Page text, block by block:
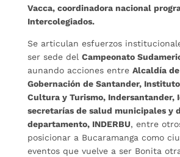
Vacca, coordinadora nacional
Intercolegiados.
Se articulan esfuerzos
ser sede del Campeonato
aunando acciones entre Alcaldía
Gobernación de Santander,
Cultura y Turismo, Indersantander,
secretarías de salud municipales y
departamento, INDERBU, entre
posicionar a Bucaramanga como
eventos que vuelve a ser Bonita